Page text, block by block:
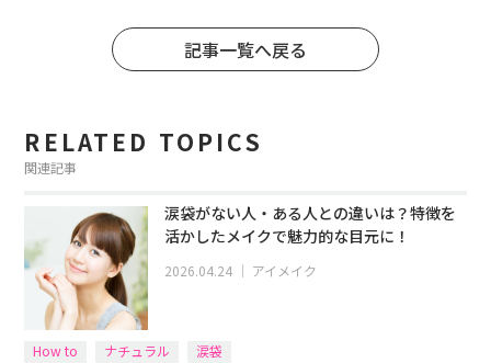
記事一覧へ戻る
RELATED TOPICS
関連記事
涙袋がない人・ある人との違いは？特徴を
活かしたメイクで魅力的な目元に！
2026.04.24 ｜ アイメイク
How to ナチュラル 涙袋